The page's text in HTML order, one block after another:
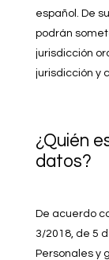
español. De
podrán
jurisdicción
jurisdicción y
¿Quién
datos?
De acuerdo
3/2018, de 5
Personales y